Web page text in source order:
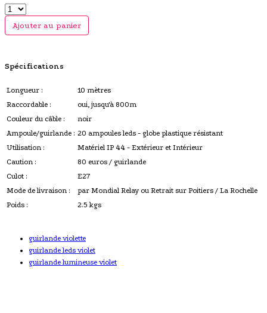
Ajouter au panier
Spécifications
Longueur :
10 mètres
Raccordable :
oui, jusqu'à 800m
Couleur du câble :
noir
Ampoule/guirlande : 20 ampoules leds - globe plastique résistant
Utilisation :
Matériel IP 44 - Extérieur et Intérieur
Caution :
80 euros / guirlande
Culot :
E27
Mode de livraison :
par Mondial Relay ou Retrait sur Poitiers / La Rochelle
Poids :
2.5 kgs
guirlande violette
guirlande leds violet
guirlande lumineuse violet